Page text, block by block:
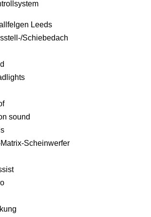
Leeds
Schiebedach
sound
Scheinwerfer